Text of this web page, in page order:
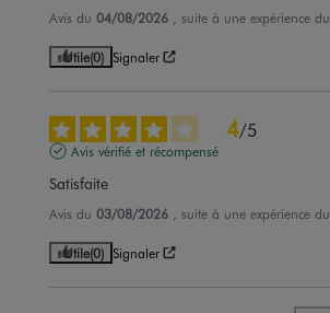
Avis du 04/08/2026 , suite à une expérience du
Utile(0) Signaler
4/5
Avis vérifié et récompensé
Satisfaite
Avis du 03/08/2026 , suite à une expérience du
Utile(0) Signaler